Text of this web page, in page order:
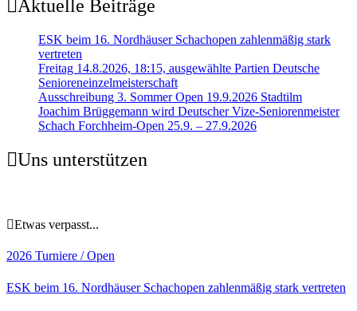
Aktuelle Beiträge
ESK beim 16. Nordhäuser Schachopen zahlenmäßig stark
vertreten
Freitag 14.8.2026, 18:15, ausgewählte Partien Deutsche
Senioreneinzelmeisterschaft
Ausschreibung 3. Sommer Open 19.9.2026 Stadtilm
Joachim Brüggemann wird Deutscher Vize-Seniorenmeister
Schach Forchheim-Open 25.9. – 27.9.2026
Uns unterstützen
Etwas verpasst...
2026 Turniere / Open
ESK beim 16. Nordhäuser Schachopen zahlenmäßig stark vertreten